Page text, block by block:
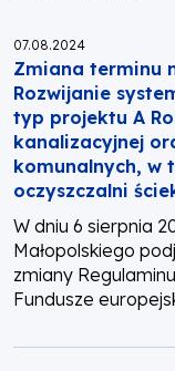
Opublikowano:
07.08.2024
Zmiana terminu
Rozwijanie
typ projektu A
kanalizacyjnej
komunalnych, w
oczyszczalni
W dniu 6 sierpnia
Małopolskiego
zmiany
Fundusze